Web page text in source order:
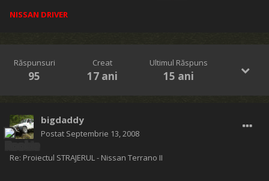
NISSAN DRIVER
Răspunsuri
95
Creat
17 ani
Ultimul Răspuns
15 ani
bigdaddy
Postat Septembrie 13, 2008
Re: Proiectul STRAJERUL - Nissan Terrano II